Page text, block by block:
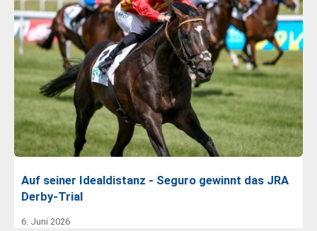
Auf seiner Idealdistanz - Seguro gewinnt das JRA
Derby-Trial
6. Juni 2026